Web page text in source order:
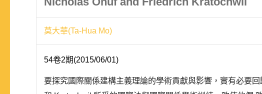
莫大華(Ta-Hua Mo)
54卷2期(2015/06/01)
要探究國際關係建構主義理論的學術貢獻與影響，實有必要